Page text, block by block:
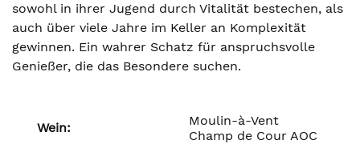
sowohl in ihrer Jugend durch Vitalität bestechen, als
auch über viele Jahre im Keller an Komplexität
gewinnen. Ein wahrer Schatz für anspruchsvolle
Genießer, die das Besondere suchen.
Wein:
Moulin-à-Vent
Champ de Cour AOC